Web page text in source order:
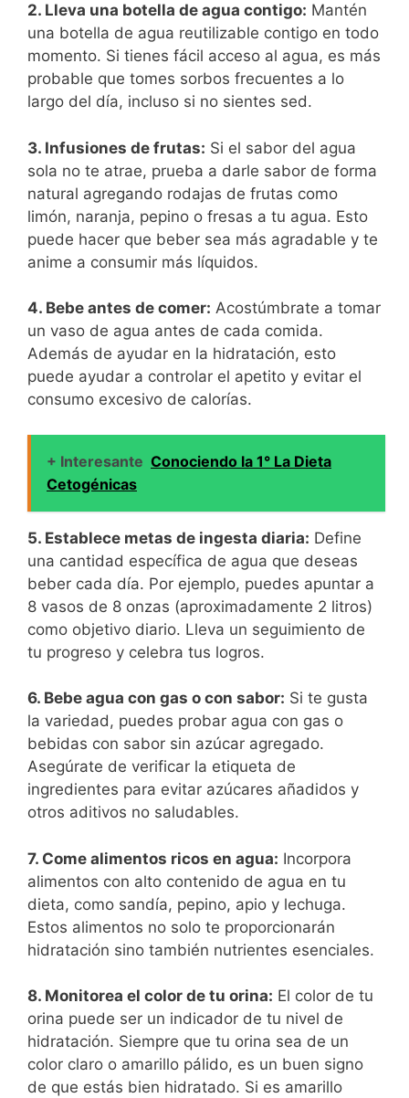
2. Lleva una botella de agua contigo: Mantén
una botella de agua reutilizable contigo en todo
momento. Si tienes fácil acceso al agua, es más
probable que tomes sorbos frecuentes a lo
largo del día, incluso si no sientes sed.
3. Infusiones de frutas: Si el sabor del agua
sola no te atrae, prueba a darle sabor de forma
natural agregando rodajas de frutas como
limón, naranja, pepino o fresas a tu agua. Esto
puede hacer que beber sea más agradable y te
anime a consumir más líquidos.
4. Bebe antes de comer: Acostúmbrate a tomar
un vaso de agua antes de cada comida.
Además de ayudar en la hidratación, esto
puede ayudar a controlar el apetito y evitar el
consumo excesivo de calorías.
+ Interesante Conociendo la 1° La Dieta
Cetogénicas
5. Establece metas de ingesta diaria: Define
una cantidad específica de agua que deseas
beber cada día. Por ejemplo, puedes apuntar a
8 vasos de 8 onzas (aproximadamente 2 litros)
como objetivo diario. Lleva un seguimiento de
tu progreso y celebra tus logros.
6. Bebe agua con gas o con sabor: Si te gusta
la variedad, puedes probar agua con gas o
bebidas con sabor sin azúcar agregado.
Asegúrate de verificar la etiqueta de
ingredientes para evitar azúcares añadidos y
otros aditivos no saludables.
7. Come alimentos ricos en agua: Incorpora
alimentos con alto contenido de agua en tu
dieta, como sandía, pepino, apio y lechuga.
Estos alimentos no solo te proporcionarán
hidratación sino también nutrientes esenciales.
8. Monitorea el color de tu orina: El color de tu
orina puede ser un indicador de tu nivel de
hidratación. Siempre que tu orina sea de un
color claro o amarillo pálido, es un buen signo
de que estás bien hidratado. Si es amarillo